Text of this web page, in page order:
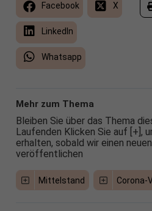
Facebook X
LinkedIn
Whatsapp
Mehr zum Thema
Bleiben Sie über das Thema
Laufenden Klicken Sie auf [+],
erhalten, sobald wir einen
veröffentlichen
Mittelstand Corona-